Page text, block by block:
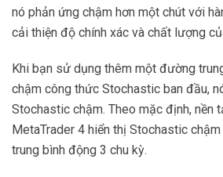
nó phản ứng chậm hơn một chút với
cải thiện độ chính xác và chất lượng
Khi bạn sử dụng thêm một đường
chậm công thức Stochastic ban đầu,
Stochastic chậm. Theo mặc định, nền
MetaTrader 4 hiển thị Stochastic
trung bình động 3 chu kỳ.